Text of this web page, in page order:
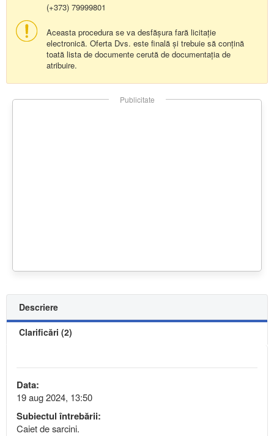
(+373) 79999801
Aceasta procedura se va desfășura fară licitație
electronică. Oferta Dvs. este finală și trebuie să conțină
toată lista de documente cerută de documentația de
atribuire.
Publicitate
Descriere
Clarificări (2)
Data:
19 aug 2024, 13:50
Subiectul întrebării:
Caiet de sarcini.